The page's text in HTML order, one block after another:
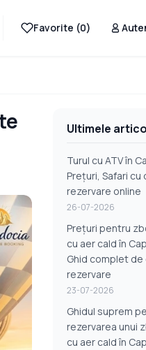
Favorite (0)
Ultimele
Turul cu ATV în
Prețuri, Safari cu
rezervare online
26-07-2026
Prețuri pentru
cu aer cald în
Ghid complet de
rezervare
23-07-2026
Ghidul suprem
rezervarea unui
cu aer cald în